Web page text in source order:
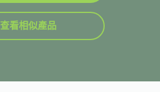
查看相似產品